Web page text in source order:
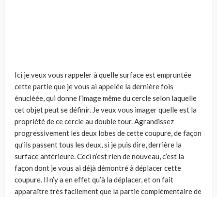
Ici je veux vous rappeler à quelle surface est empruntée
cette partie que je vous ai appelée la dernière fois
énucléée, qui donne l’image même du cercle selon laquelle
cet objet peut se définir. Je veux vous imager quelle est la
propriété de ce cercle au double tour. Agrandissez
progressivement les deux lobes de cette coupure, de façon
qu’ils passent tous les deux, si je puis dire, derrière la
surface antérieure. Ceci n’est rien de nouveau, c’est la
façon dont je vous ai déjà démontré à déplacer cette
coupure. Il n’y a en effet qu’à la déplacer, et on fait
apparaître très facilement que la partie complémentaire de